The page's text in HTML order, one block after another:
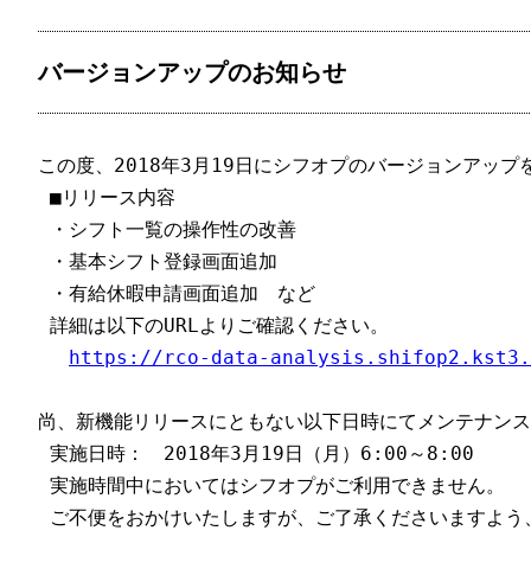
バージョンアップのお知らせ
この度、2018年3月19日にシフオプのバージョンアップ
■リリース内容
・シフト一覧の操作性の改善
・基本シフト登録画面追加
・有給休暇申請画面追加　など
詳細は以下のURLよりご確認ください。
https://rco-data-
尚、新機能リリースにともない以下日時にてメンテナン
実施日時：　2018年3月19日（月）6:00～8:00
実施時間中においてはシフオプがご利用できません。
ご不便をおかけいたしますが、ご了承くださいますよ